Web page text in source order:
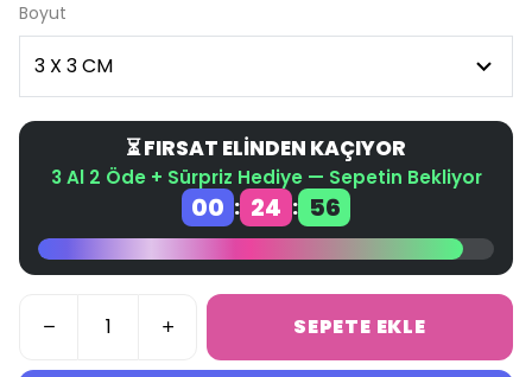
Boyut
⏳ FIRSAT ELİNDEN KAÇIYOR
3 Al 2 Öde + Sürpriz Hediye — Sepetin Bekliyor
00 : 24 : 55
SEPETE EKLE